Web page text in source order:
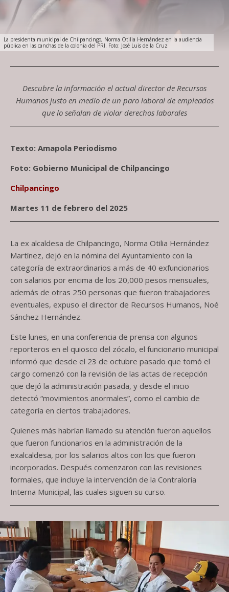
La presidenta municipal de Chilpancingo, Norma Otilia Hernández en la audiencia
pública en las canchas de la colonia del PRI. Foto: José Luis de la Cruz
Descubre la información el actual director de Recursos
Humanos justo en medio de un paro laboral de empleados
que lo señalan de violar derechos laborales
Texto: Amapola Periodismo
Foto: Gobierno Municipal de Chilpancingo
Chilpancingo
Martes 11 de febrero del 2025
La ex alcaldesa de Chilpancingo, Norma Otilia Hernández
Martínez, dejó en la nómina del Ayuntamiento con la
categoría de extraordinarios a más de 40 exfuncionarios
con salarios por encima de los 20,000 pesos mensuales,
además de otras 250 personas que fueron trabajadores
eventuales, expuso el director de Recursos Humanos, Noé
Sánchez Hernández.
Este lunes, en una conferencia de prensa con algunos
reporteros en el quiosco del zócalo, el funcionario municipal
informó que desde el 23 de octubre pasado que tomó el
cargo comenzó con la revisión de las actas de recepción
que dejó la administración pasada, y desde el inicio
detectó “movimientos anormales”, como el cambio de
categoría en ciertos trabajadores.
Quienes más habrían llamado su atención fueron aquellos
que fueron funcionarios en la administración de la
exalcaldesa, por los salarios altos con los que fueron
incorporados. Después comenzaron con las revisiones
formales, que incluye la intervención de la Contraloría
Interna Municipal, las cuales siguen su curso.